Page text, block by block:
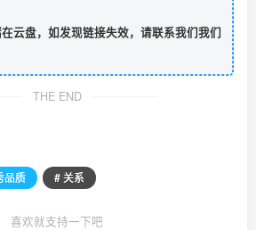
云盘，如发现链接失效，请联系我们我们
THE END
品质 # 关系
喜欢就支持一下吧